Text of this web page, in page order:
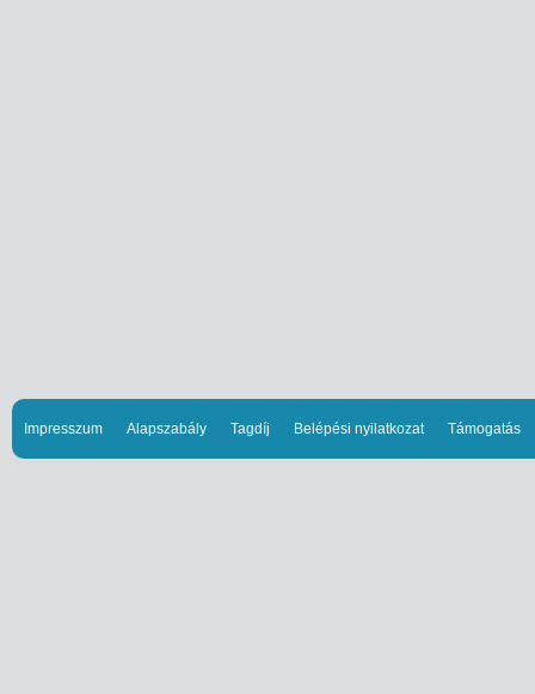
Impresszum Alapszabály Tagdíj Belépési nyilatkozat Támogatás